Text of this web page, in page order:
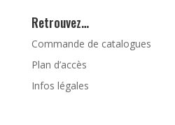
Retrouvez…
Commande de catalogues
Plan d’accès
Infos légales